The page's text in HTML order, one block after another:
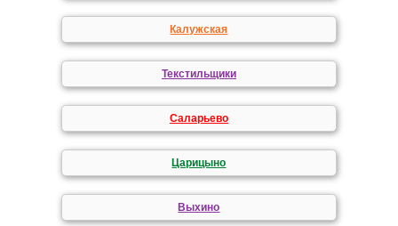
Калужская
Текстильщики
Саларьево
Царицыно
Выхино